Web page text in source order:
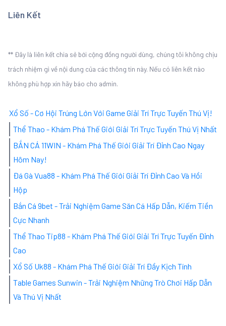
Liên Kết
** Đây là liên kết chia sẻ bới cộng đồng người dùng, chúng tôi không chịu
trách nhiệm gì về nội dung của các thông tin này. Nếu có liên kết nào
không phù hợp xin hãy báo cho admin.
Xổ Số - Cơ Hội Trúng Lớn Với Game Giải Trí Trực Tuyến Thú Vị!
Thể Thao - Khám Phá Thế Giới Giải Trí Trực Tuyến Thú Vị Nhất
BẮN CÁ 11WIN - Khám Phá Thế Giới Giải Trí Đỉnh Cao Ngay
Hôm Nay!
Đá Gà Vua88 - Khám Phá Thế Giới Giải Trí Đỉnh Cao Và Hồi
Hộp
Bắn Cá 9bet - Trải Nghiệm Game Săn Cá Hấp Dẫn, Kiếm Tiền
Cực Nhanh
Thể Thao Tip88 - Khám Phá Thế Giới Giải Trí Trực Tuyến Đỉnh
Cao
Xổ Số Uk88 - Khám Phá Thế Giới Giải Trí Đầy Kịch Tính
Table Games Sunwin - Trải Nghiệm Những Trò Chơi Hấp Dẫn
Và Thú Vị Nhất